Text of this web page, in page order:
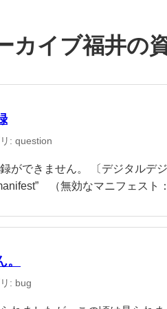
カイブ福井の
: question
ができません。 〔デジタルデ
（無効なマニフェスト
: bug